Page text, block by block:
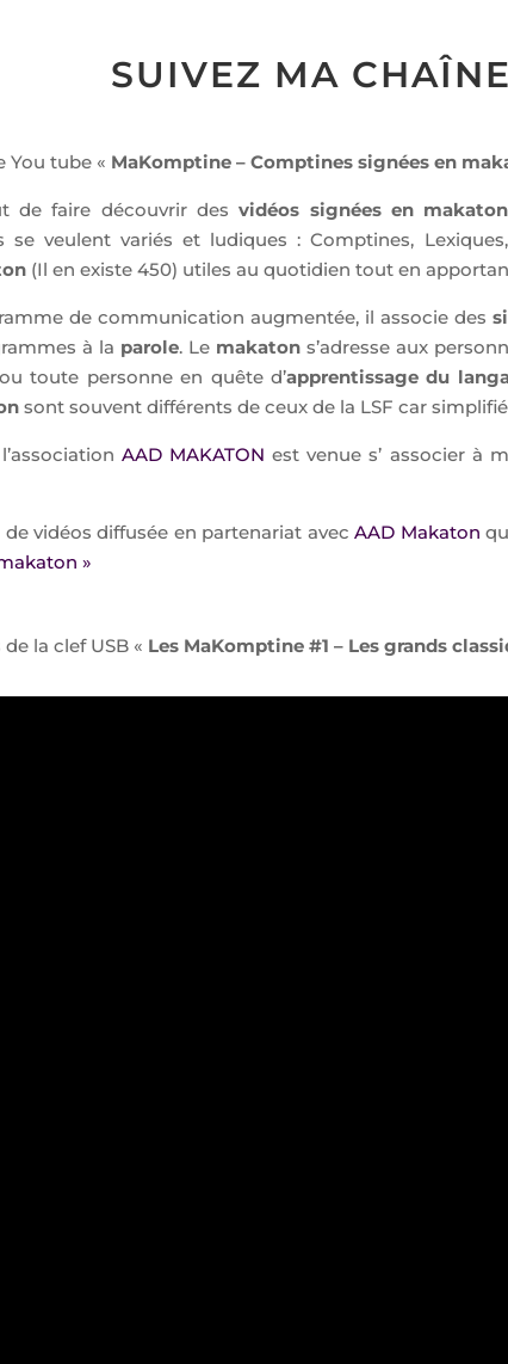
SUIVEZ MA
You tube « MaKomptine – Comptines signées en
de faire découvrir desvidéos signées en makaton
se veulent variés et ludiques : Comptines,
(Il en existe 450) utiles au quotidien tout en
de communication augmentée, il associe des
à la parole. Le makaton s’adresse aux
toute personne en quête d’apprentissage du
sont souvent différents de ceux de la LSF car
AAD MAKATON est venue s’ associer à
vidéos diffusée en partenariat avecAAD Makaton
»
de la clef USB « Les MaKomptine #1 – Les grands